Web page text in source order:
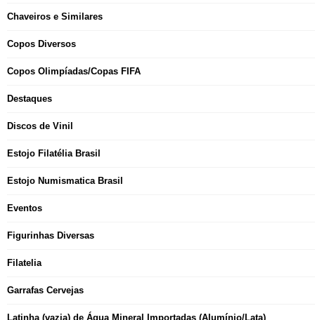
Chaveiros e Similares
Copos Diversos
Copos Olimpíadas/Copas FIFA
Destaques
Discos de Vinil
Estojo Filatélia Brasil
Estojo Numismatica Brasil
Eventos
Figurinhas Diversas
Filatelia
Garrafas Cervejas
Latinha (vazia) de Água Mineral Importadas (Alumínio/Lata)